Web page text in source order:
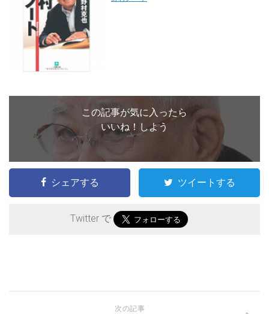
この記事が気に入ったら
いいね！しよう
シェアする ツイートする
Twitter で
次の記事